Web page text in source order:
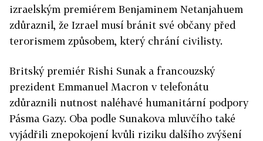
izraelským premiérem Benjaminem Netanjahuem
zdůraznil, že Izrael musí bránit své občany před
terorismem způsobem, který chrání civilisty.
Britský premiér Rishi Sunak a francouzský
prezident Emmanuel Macron v telefonátu
zdůraznili nutnost naléhavé humanitární podpory
Pásma Gazy. Oba podle Sunakova mluvčího také
vyjádřili znepokojení kvůli riziku dalšího zvýšení